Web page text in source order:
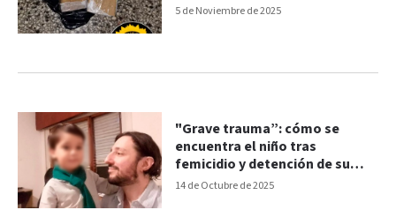
5 de Noviembre de 2025
14 de Octubre de 2025
"Grave trauma”: cómo se
encuentra el niño tras
femicidio y detención de su
padre